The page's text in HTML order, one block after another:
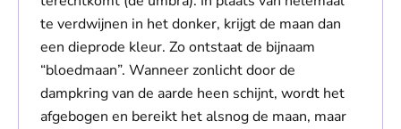
te verdwijnen in het donker, krijgt de maan dan
een dieprode kleur. Zo ontstaat de bijnaam
“bloedmaan”. Wanneer zonlicht door de
dampkring van de aarde heen schijnt, wordt het
afgebogen en bereikt het alsnog de maan, maar